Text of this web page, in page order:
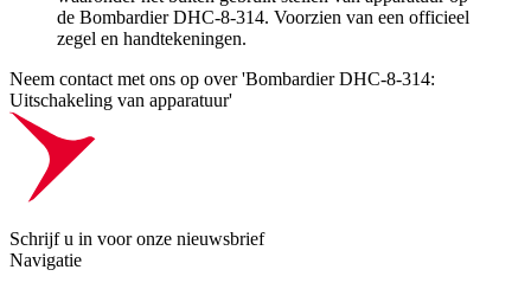
Neem contact met ons op over 'Bombardier DHC-8-314:
Uitschakeling van apparatuur'
Schrijf u in voor onze nieuwsbrief
Navigatie